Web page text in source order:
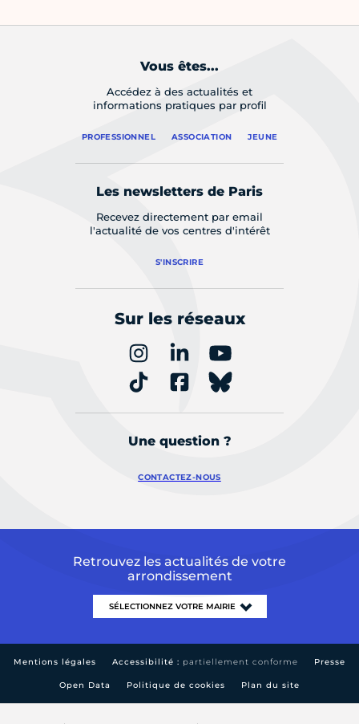
Vous êtes...
Accédez à des actualités et
informations pratiques par profil
PROFESSIONNEL ASSOCIATION JEUNE
Les newsletters de Paris
Recevez directement par email
l'actualité de vos centres d'intérêt
S'INSCRIRE
Sur les réseaux
Une question ?
CONTACTEZ-NOUS
Retrouvez les actualités de votre
arrondissement
Mentions légales Accessibilité : partiellement conforme Presse
Open Data Politique de cookies Plan du site